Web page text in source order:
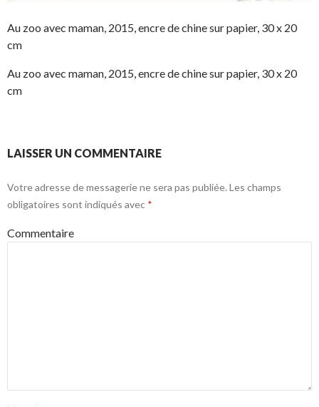
Au zoo avec maman, 2015, encre de chine sur papier, 30 x 20
cm
Au zoo avec maman, 2015, encre de chine sur papier, 30 x 20
cm
LAISSER UN COMMENTAIRE
Votre adresse de messagerie ne sera pas publiée. Les champs
obligatoires sont indiqués avec *
Commentaire